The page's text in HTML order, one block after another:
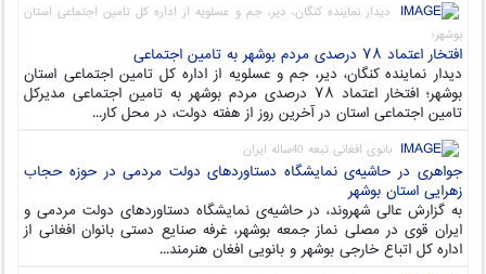
دیدار نماینده کنگان، دیر، جم و عسلویه از اداره کل تامین اجتماعی استان
بوشهر؛
افتخار اعتماد ۷۸ درصدی مردم بوشهر به تامین اجتماعی
دیدار نماینده کنگان، دیر، جم و عسلویه از اداره کل تامین اجتماعی استان
بوشهر؛ افتخار اعتماد ۷۸ درصدی مردم بوشهر به تامین اجتماعی مدیرکل
تامین اجتماعی استان در آخرین روز از هفته دولت، در محل کار...
بانوی افغانی تبعه 40ساله ایران
جواهری در حاشیه‌ی نمایشگاه دستاوردهای دولت مردمی در حوزه حجاب
زهرایی استان بوشهر
به گزارش عالی شهروند، در حاشیه‌ی نمایشگاه دستاوردهای دولت مردمی و
ایران قوی در مصلی نماز جمعه بوشهر، غرفه صنایع دستی بانوان افغانی از
اداره کل اتباع خارجی بوشهر و بانویی افغان هنرمند...